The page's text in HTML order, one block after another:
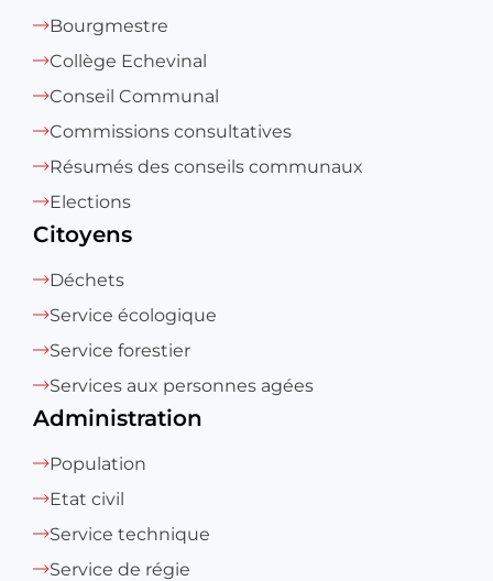
Bourgmestre
Collège Echevinal
Conseil Communal
Commissions consultatives
Résumés des conseils communaux
Elections
Citoyens
Déchets
Service écologique
Service forestier
Services aux personnes agées
Administration
Population
Etat civil
Service technique
Service de régie